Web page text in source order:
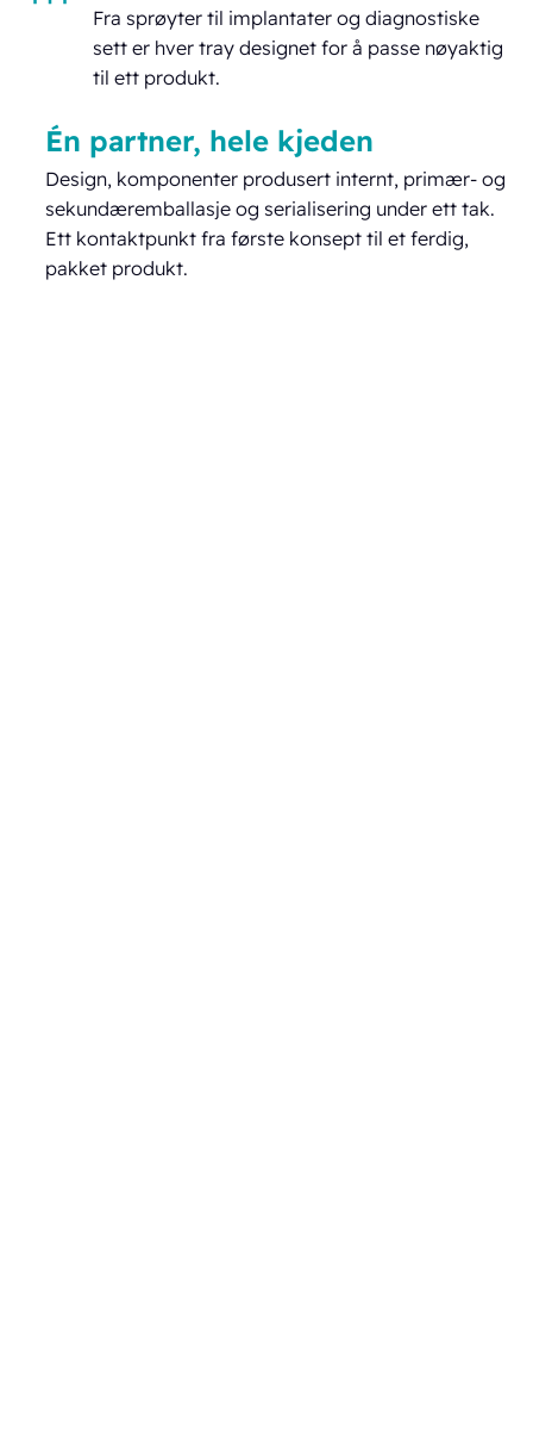
Fra sprøyter til implantater og diagnostiske
sett er hver tray designet for å passe nøyaktig
til ett produkt.
Én partner, hele kjeden
Design, komponenter produsert internt, primær- og
sekundæremballasje og serialisering under ett tak.
Ett kontaktpunkt fra første konsept til et ferdig,
pakket produkt.